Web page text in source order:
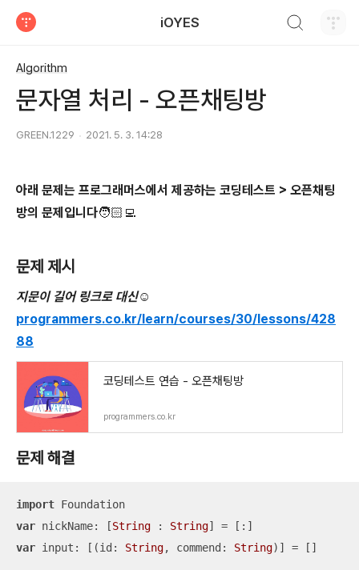
iOYES
Algorithm
문자열 처리 - 오픈채팅방
GREEN.1229 2021. 5. 3. 14:28
아래 문제는 프로그래머스에서 제공하는 코딩테스트 > 오픈채팅
방의 문제입니다🧑🏻‍💻
문제 제시
지문이 길어 링크로 대신☺️
programmers.co.kr/learn/courses/30/lessons/428
88
코딩테스트 연습 - 오픈채팅방
programmers.co.kr
문제 해결
import
var nickName: [String : String] =
var input: [(id: String, commend: String)] = []